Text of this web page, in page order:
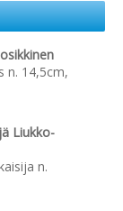
n. 14,5cm,
Liukko-
n.